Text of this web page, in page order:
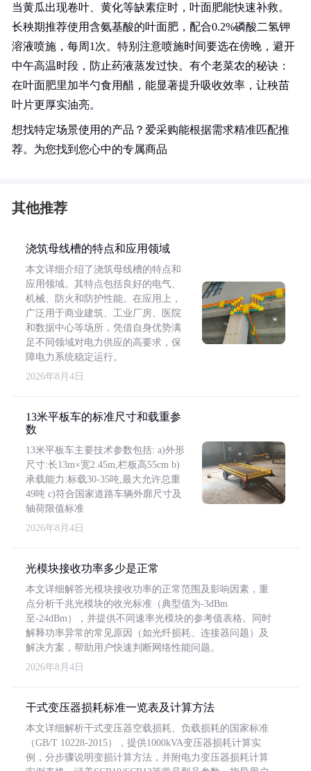
当黄瓜出现卷叶、黄化等缺素症时，叶面肥能快速补救。
长秧期推荐使用含氨基酸的叶面肥，配合0.2%磷酸二氢钾
溶液喷施，每周1次。特别注意喷施时间要选在傍晚，避开
中午高温时段，防止药液蒸发过快。有个老菜农的秘诀：
在叶面肥里加半勺食用醋，能显著提升吸收效率，让秧苗
叶片更厚实油亮。
想找特定场景使用的产品？爱采购能根据需求精准匹配推
荐。为您找到您心中的专属商品
其他推荐
浇筑母线槽的特点和应用领域
本文详细介绍了浇筑母线槽的特点和
应用领域。其特点包括良好的电气、
机械、防火和防护性能。在应用上，
广泛用于商业建筑、工业厂房、医院
和数据中心等场所，凭借自身优势满
足不同领域对电力供应的高要求，保
障电力系统稳定运行。
2026年8月4日
13米平板车的标准尺寸和载重参
数
13米平板车主要技术参数包括: a)外形
尺寸:长13m×宽2.45m,栏板高55cm b)
承载能力:标载30-35吨,最大允许总重
49吨 c)符合国家道路车辆外廓尺寸及
轴荷限值标准
2026年8月4日
光模块接收功率多少是正常
本文详细解答光模块接收功率的正常范围及影响因素，重
点分析千兆光模块的收光标准（典型值为-3dBm
至-24dBm），并提供不同速率光模块的参考值表格。同时
解释功率异常的常见原因（如光纤损耗、连接器问题）及
解决方案，帮助用户快速判断网络性能问题。
2026年8月4日
干式变压器损耗标准一览表及计算方法
本文详细解析干式变压器空载损耗、负载损耗的国家标准
（GB/T 10228-2015），提供1000kVA变压器损耗计算实
例，分步骤说明变损计算方法，并附电力变压器损耗计算